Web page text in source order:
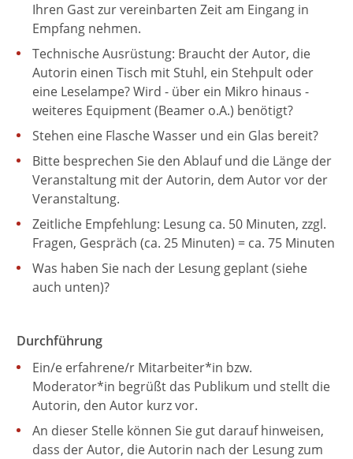
Ihren Gast zur vereinbarten Zeit am Eingang in
Empfang nehmen.
Technische Ausrüstung: Braucht der Autor, die
Autorin einen Tisch mit Stuhl, ein Stehpult oder
eine Leselampe? Wird - über ein Mikro hinaus -
weiteres Equipment (Beamer o.A.) benötigt?
Stehen eine Flasche Wasser und ein Glas bereit?
Bitte besprechen Sie den Ablauf und die Länge der
Veranstaltung mit der Autorin, dem Autor vor der
Veranstaltung.
Zeitliche Empfehlung: Lesung ca. 50 Minuten, zzgl.
Fragen, Gespräch (ca. 25 Minuten) = ca. 75 Minuten
Was haben Sie nach der Lesung geplant (siehe
auch unten)?
Durchführung
Ein/e erfahrene/r Mitarbeiter*in bzw.
Moderator*in begrüßt das Publikum und stellt die
Autorin, den Autor kurz vor.
An dieser Stelle können Sie gut darauf hinweisen,
dass der Autor, die Autorin nach der Lesung zum